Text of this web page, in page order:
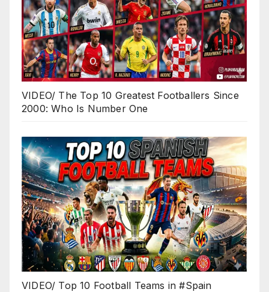
VIDEO/ The Top 10 Greatest Footballers Since
2000: Who Is Number One
VIDEO/ Top 10 Football Teams in #Spain